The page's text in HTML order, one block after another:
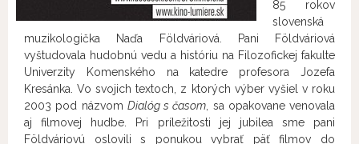
85 rokov
slovenská
muzikologička Naďa Földváriová. Pani Földváriová
vyštudovala hudobnú vedu a históriu na Filozofickej fakulte
Univerzity Komenského na katedre profesora Jozefa
Kresánka. Vo svojich textoch, z ktorých výber vyšiel v roku
2003 pod názvom Dialóg s časom , sa opakovane venovala
aj filmovej hudbe. Pri príležitosti jej jubilea sme pani
Földváriovú oslovili s ponukou vybrať päť filmov do